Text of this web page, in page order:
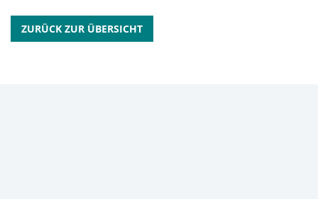
ZURÜCK ZUR ÜBERSICHT